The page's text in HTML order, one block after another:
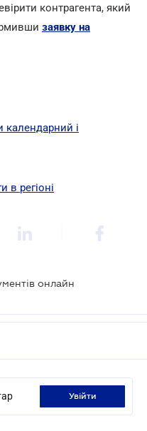
контрагента, який
заявку на
календарний і
в регіоні
онлайн
увійти